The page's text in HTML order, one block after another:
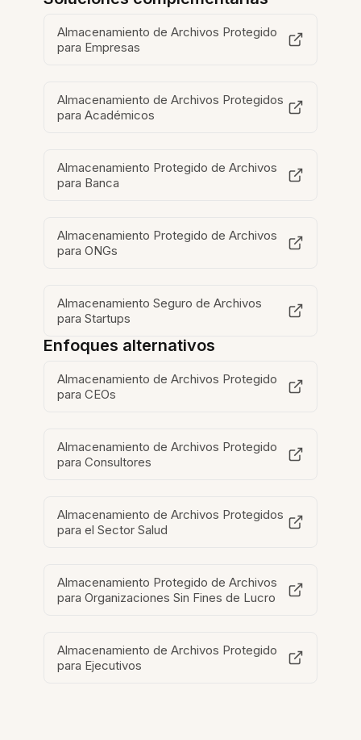
Almacenamiento de Archivos Protegido
para Empresas
Almacenamiento de Archivos Protegidos
para Académicos
Almacenamiento Protegido de Archivos
para Banca
Almacenamiento Protegido de Archivos
para ONGs
Almacenamiento Seguro de Archivos
para Startups
Enfoques alternativos
Almacenamiento de Archivos Protegido
para CEOs
Almacenamiento de Archivos Protegido
para Consultores
Almacenamiento de Archivos Protegidos
para el Sector Salud
Almacenamiento Protegido de Archivos
para Organizaciones Sin Fines de Lucro
Almacenamiento de Archivos Protegido
para Ejecutivos